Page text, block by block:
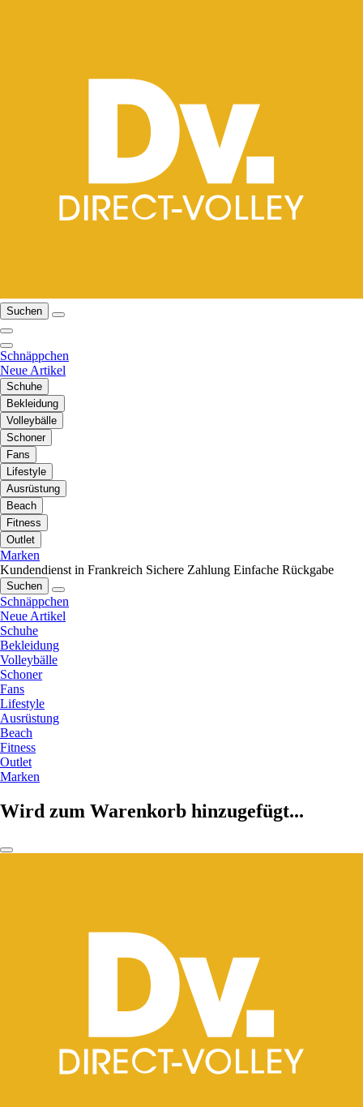
Suchen
Schnäppchen
Neue Artikel
Schuhe
Bekleidung
Volleybälle
Schoner
Fans
Lifestyle
Ausrüstung
Beach
Fitness
Outlet
Marken
Kundendienst in Frankreich Sichere Zahlung Einfache Rückgabe
Suchen
Schnäppchen
Neue Artikel
Schuhe
Bekleidung
Volleybälle
Schoner
Fans
Lifestyle
Ausrüstung
Beach
Fitness
Outlet
Marken
Wird zum Warenkorb hinzugefügt...